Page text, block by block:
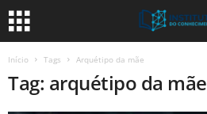
Início Tags Arquétipo da mãe
Tag: arquétipo da mãe